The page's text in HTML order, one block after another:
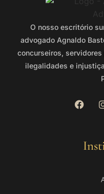
O nosso escritório
advogado Agnaldo
concurseiros,
ilegalidades e